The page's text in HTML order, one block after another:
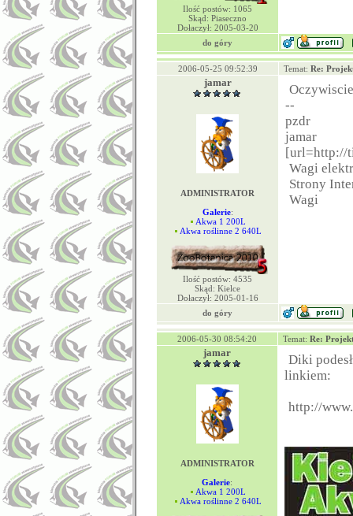
Ilość postów: 1065
Skąd: Piaseczno
Dołaczył: 2005-03-20
do góry
2006-05-25 09:52:39 Temat: Re:
jamar
ADMINISTRATOR
Galerie:
Akwa 1 200L
Akwa roślinne 2 640L
Ilość postów: 4535
Skąd: Kielce
Dołaczył: 2005-01-16
--
pzdr
jamar
[url=http://
Wagi
Strony
Wagi
do góry
2006-05-30 08:54:20 Temat: Re:
jamar
ADMINISTRATOR
Galerie:
Akwa 1 200L
Akwa roślinne 2 640L
Diki
linkiem:
http://